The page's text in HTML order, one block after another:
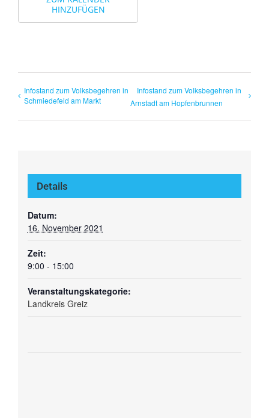
HINZUFÜGEN
Infostand zum Volksbegehren in
Schmiedefeld am Markt
Infostand zum Volksbegehren in
Arnstadt am Hopfenbrunnen
Details
Datum:
16. November 2021
Zeit:
9:00 - 15:00
Veranstaltungskategorie:
Landkreis Greiz